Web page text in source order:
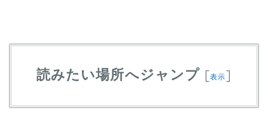
読みたい場所へジャンプ [表示]